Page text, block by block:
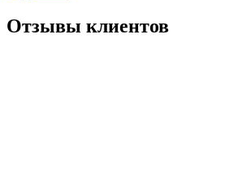
Отзывы клиентов